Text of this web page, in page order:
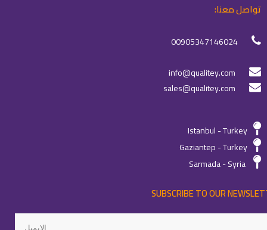
تواصل معنا:
00905347146024
info@qualitey.com
sales@qualitey.com
Istanbul - Turkey
Gaziantep - Turkey
Sarmada - Syria
SUBSCRIBE TO OUR